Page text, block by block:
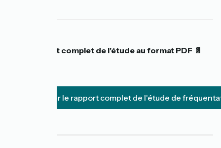
Rapport complet de l'étude au format PDF 📄
Télécharger le rapport complet de l'étude de